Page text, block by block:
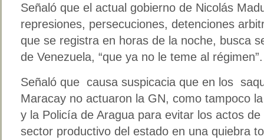
Señaló que el actual gobierno de Nicolás
represiones, persecuciones, detenciones
que se registra en horas de la noche, busca
de Venezuela, “que ya no le teme al régimen”.
Señaló que causa suspicacia que en los
Maracay no actuaron la GN, como tampoco
y la Policía de Aragua para evitar los actos
sector productivo del estado en una quiebra